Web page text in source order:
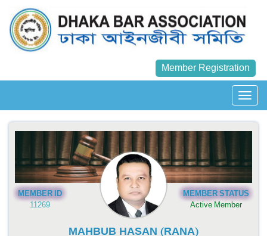
Member Registration
MEMBER ID
11269
MEMBER STATUS
Active Member
MAHBUB HASAN (RANA)